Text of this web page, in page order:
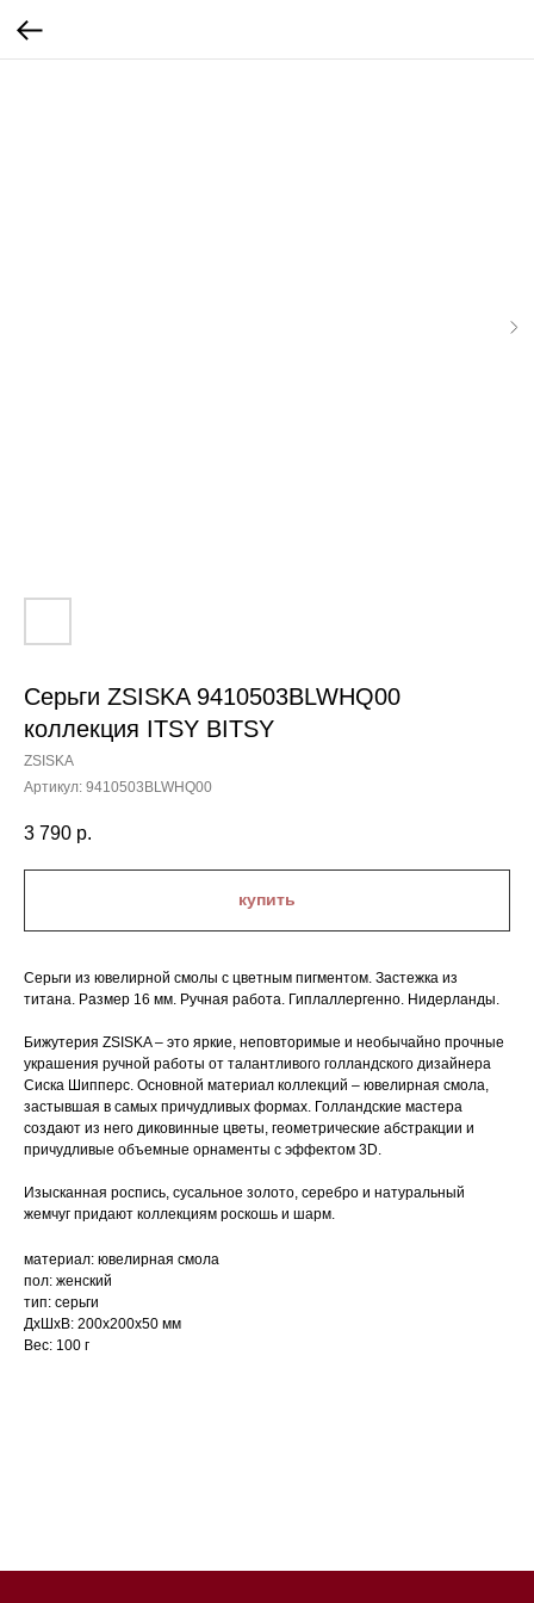
Серьги ZSISKA 9410503BLWHQ00
коллекция ITSY BITSY
ZSISKA
Артикул: 9410503BLWHQ00
3 790 р.
купить
Серьги из ювелирной смолы с цветным пигментом. Застежка из
титана. Размер 16 мм. Ручная работа. Гиплаллергенно. Нидерланды.
Бижутерия ZSISKA – это яркие, неповторимые и необычайно прочные
украшения ручной работы от талантливого голландского дизайнера
Сиска Шипперс. Основной материал коллекций – ювелирная смола,
застывшая в самых причудливых формах. Голландские мастера
создают из него диковинные цветы, геометрические абстракции и
причудливые объемные орнаменты с эффектом 3D.
Изысканная роспись, сусальное золото, серебро и натуральный
жемчуг придают коллекциям роскошь и шарм.
материал: ювелирная смола
пол: женский
тип: серьги
ДxШxВ: 200x200x50 мм
Вес: 100 г